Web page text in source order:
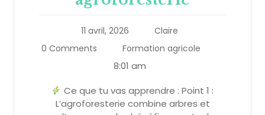
11 avril, 2026
Claire
0 Comments
Formation agricole
8:01 am
Ce que tu vas apprendre : Point 1 :
L’agroforesterie combine arbres et